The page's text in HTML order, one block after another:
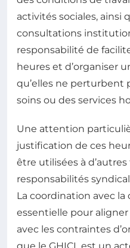
activités sociales, ainsi
consultations
responsabilité de
heures et d’organiser
qu’elles ne perturbent
soins ou des services
Une attention
justification de ces
être utilisées à
responsabilités
La coordination avec
essentielle pour aligner
avec les contraintes